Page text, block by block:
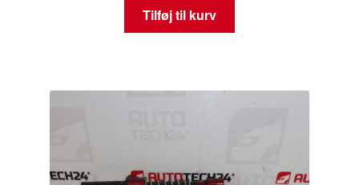
Tilføj til kurv